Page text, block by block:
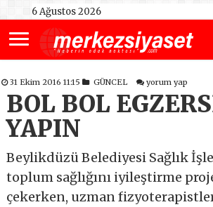
6 Ağustos 2026
31 Ekim 2016 11:15 GÜNCEL yorum yap
BOL BOL
YAPIN
Beylikdüzü Belediyesi Sağlık
toplum sağlığını iyileştirme
çekerken, uzman